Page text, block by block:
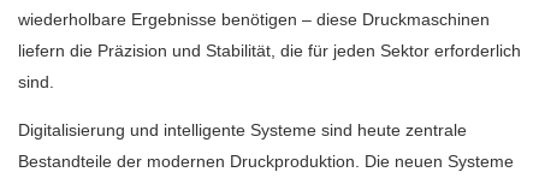
wiederholbare Ergebnisse benötigen – diese Druckmaschinen
liefern die Präzision und Stabilität, die für jeden Sektor erforderlich
sind.
Digitalisierung und intelligente Systeme sind heute zentrale
Bestandteile der modernen Druckproduktion. Die neuen Systeme